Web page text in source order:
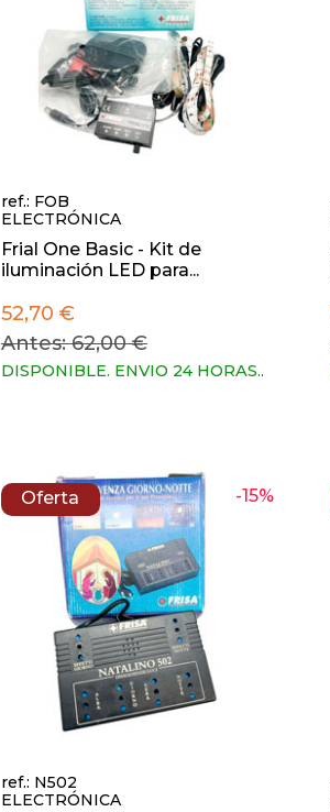
ref.: FOB
ELECTRÓNICA
Frial One Basic - Kit de
iluminación LED para...
52,70 €
Antes: 62,00 €
DISPONIBLE. ENVIO 24 HORAS..
-15%
Oferta
ref.: N502
ELECTRÓNICA